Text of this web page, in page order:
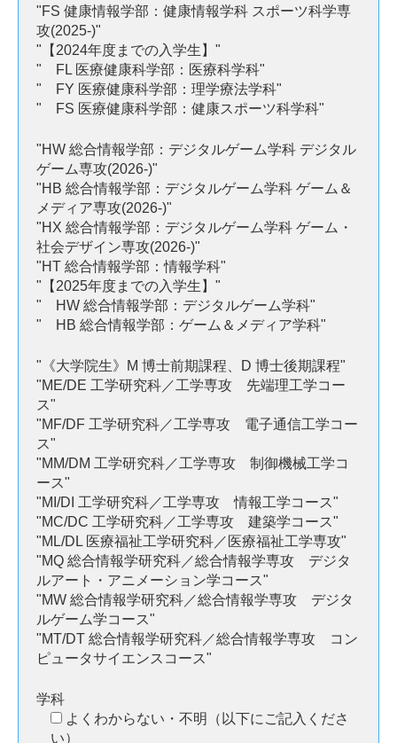
"FS 健康情報学部：健康情報学科 スポーツ科学専
攻(2025-)"
"【2024年度までの入学生】"
" FL 医療健康科学部：医療科学科"
" FY 医療健康科学部：理学療法学科"
" FS 医療健康科学部：健康スポーツ科学科"
"HW 総合情報学部：デジタルゲーム学科 デジタル
ゲーム専攻(2026-)"
"HB 総合情報学部：デジタルゲーム学科 ゲーム＆
メディア専攻(2026-)"
"HX 総合情報学部：デジタルゲーム学科 ゲーム・
社会デザイン専攻(2026-)"
"HT 総合情報学部：情報学科"
"【2025年度までの入学生】"
" HW 総合情報学部：デジタルゲーム学科"
" HB 総合情報学部：ゲーム＆メディア学科"
"《大学院生》M 博士前期課程、D 博士後期課程"
"ME/DE 工学研究科／工学専攻 先端理工学コー
ス"
"MF/DF 工学研究科／工学専攻 電子通信工学コー
ス"
"MM/DM 工学研究科／工学専攻 制御機械工学コ
ース"
"MI/DI 工学研究科／工学専攻 情報工学コース"
"MC/DC 工学研究科／工学専攻 建築学コース"
"ML/DL 医療福祉工学研究科／医療福祉工学専攻"
"MQ 総合情報学研究科／総合情報学専攻 デジタ
ルアート・アニメーション学コース"
"MW 総合情報学研究科／総合情報学専攻 デジタ
ルゲーム学コース"
"MT/DT 総合情報学研究科／総合情報学専攻 コン
ピュータサイエンスコース"
学科
よくわからない・不明（以下にご記入くださ
い）